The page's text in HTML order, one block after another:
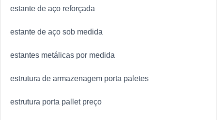
estante de aço reforçada
estante de aço sob medida
estantes metálicas por medida
estrutura de armazenagem porta paletes
estrutura porta pallet preço